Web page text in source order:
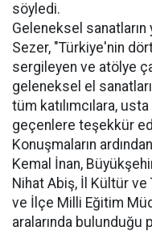
söyledi.
Geleneksel sanatların
Sezer, "Türkiye'nin
sergileyen ve atölye
geleneksel el
tüm katılımcılara,
geçenlere teşekkür
Konuşmaların
Kemal İnan,
Nihat Abiş, İl Kültür
ve İlçe Milli Eğitim
aralarında bulunduğu